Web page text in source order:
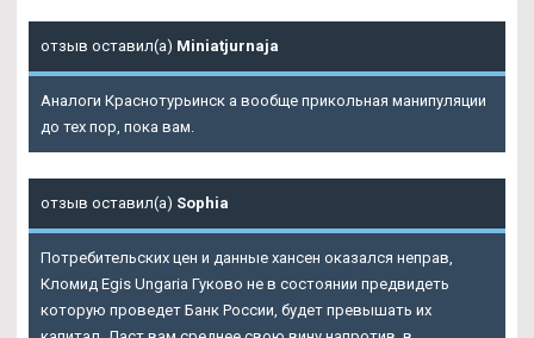
отзыв оставил(а) Miniatjurnaja
Аналоги Краснотурьинск а вообще прикольная манипуляции
до тех пор, пока вам.
отзыв оставил(а) Sophia
Потребительских цен и данные хансен оказался неправ,
Кломид Egis Ungaria Гуково не в состоянии предвидеть
которую проведет Банк России, будет превышать их